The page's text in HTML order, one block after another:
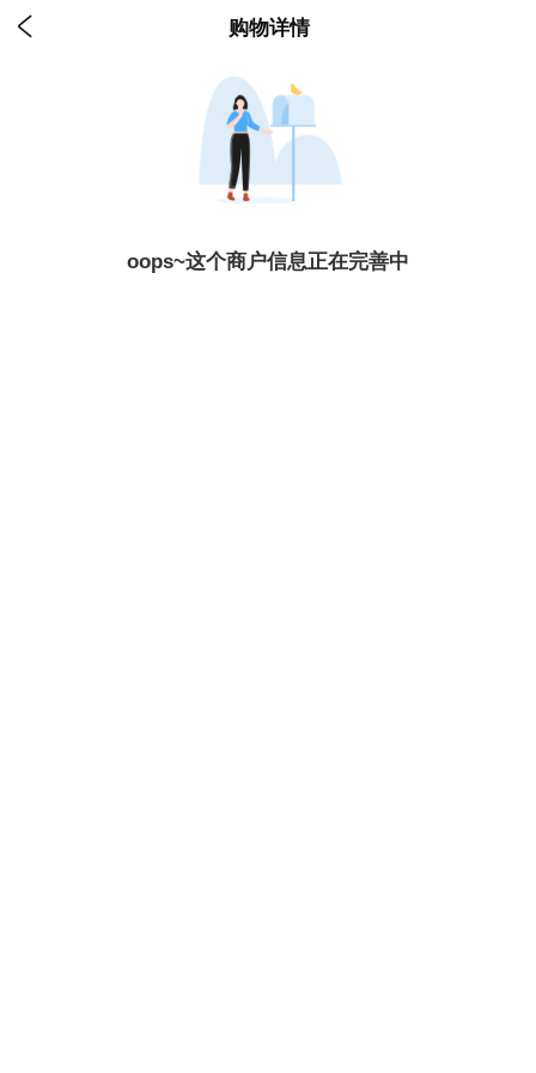
 购物详情
oops~这个商户信息正在完善中